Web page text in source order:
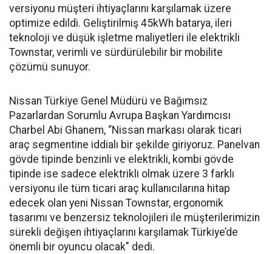
versiyonu müşteri ihtiyaçlarını karşılamak üzere
optimize edildi. Geliştirilmiş 45kWh batarya, ileri
teknoloji ve düşük işletme maliyetleri ile elektrikli
Townstar, verimli ve sürdürülebilir bir mobilite
çözümü sunuyor.
Nissan Türkiye Genel Müdürü ve Bağımsız
Pazarlardan Sorumlu Avrupa Başkan Yardımcısı
Charbel Abi Ghanem, “Nissan markası olarak ticari
araç segmentine iddialı bir şekilde giriyoruz. Panelvan
gövde tipinde benzinli ve elektrikli, kombi gövde
tipinde ise sadece elektrikli olmak üzere 3 farklı
versiyonu ile tüm ticari araç kullanıcılarına hitap
edecek olan yeni Nissan Townstar, ergonomik
tasarımı ve benzersiz teknolojileri ile müşterilerimizin
sürekli değişen ihtiyaçlarını karşılamak Türkiye’de
önemli bir oyuncu olacak" dedi.